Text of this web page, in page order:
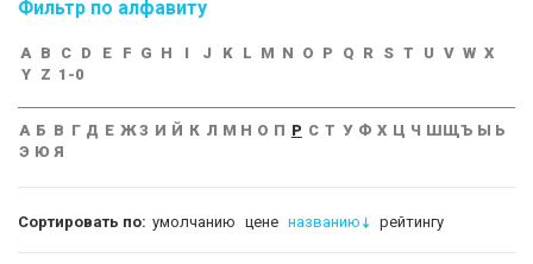
Фильтр по алфавиту
A B C D E F G H I J K L M N O P Q R S T U V W X
Y
Z 1-0
А Б В Г Д Е ЖЗ И Й К Л М Н О П Р С Т У Ф Х Ц Ч ШЩЪ Ы Ь
Э Ю Я
Сортировать по: умолчанию цене названию рейтингу